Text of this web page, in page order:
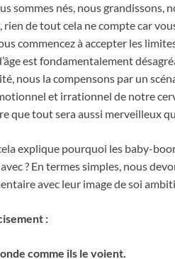
sommes nés, nous grandissons,
rien de tout cela ne compte car
commencez à accepter les
est fondamentalement
nous la compensons par un
et irrationnel de notre
que tout sera aussi merveilleux
explique pourquoi les baby-
? En termes simples, nous
avec leur image de soi
:
comme ils le voient.